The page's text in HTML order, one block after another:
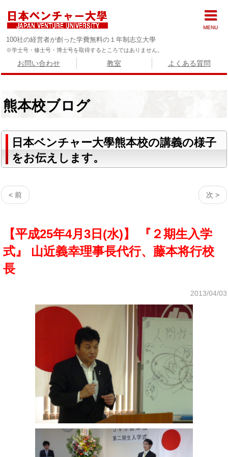
100社の経営者が創った学費無料の１年制志立大學
※学士号・修士号・博士号を取得するところではありません。
お問い合わせ 教室 よくある質問
熊本校ブログ
日本ベンチャー大學熊本校の講義の様子
をお伝えします。
< 前 次 >
【平成25年4月3日(水)】 『２期生入学
式』 山近義幸理事長代行、藤本将行校
長
2013/04/03
MENU